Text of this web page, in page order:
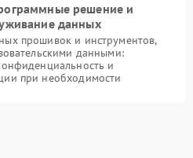
решение и
данных
прошивок и инструментов,
данными:
и
при необходимости